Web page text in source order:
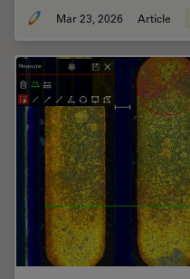
Mar 23, 2026 Article